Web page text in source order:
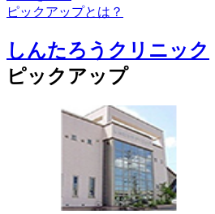
ピックアップとは？
しんたろうクリニック
ピックアップ